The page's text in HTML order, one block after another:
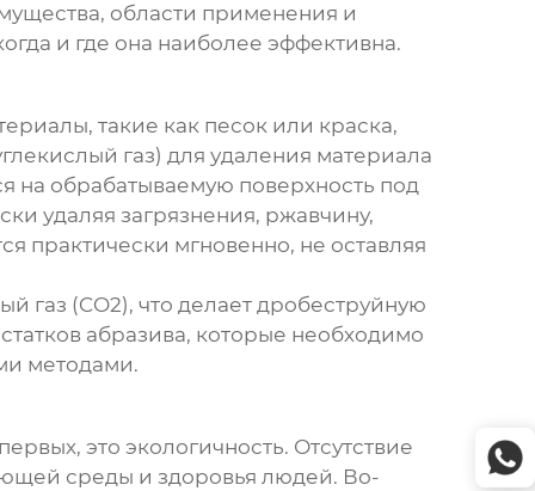
области применения и
и где она наиболее эффективна.
такие как песок или краска,
газ) для удаления материала
на обрабатываемую поверхность под
удаляя загрязнения, ржавчину,
практически мгновенно, не оставляя
газ (CO2), что делает дробеструйную
абразива, которые необходимо
методами.
это экологичность. Отсутствие
среды и здоровья людей. Во-